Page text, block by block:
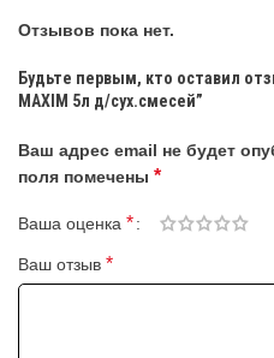
Отзывов пока нет.
Будьте первым, кто оставил
MAXIM 5л д/сух.смесей”
Ваш адрес email не будет
поля помечены *
Ваша оценка *
Ваш отзыв *